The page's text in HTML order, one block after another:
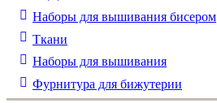
Наборы для вышивания бисером
Ткани
Наборы для вышивания
Фурнитура для бижутерии